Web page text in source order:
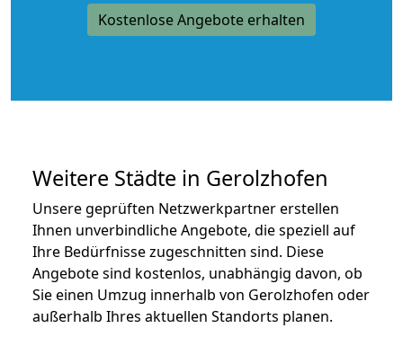
Kostenlose Angebote erhalten
Weitere Städte in Gerolzhofen
Unsere geprüften Netzwerkpartner erstellen
Ihnen unverbindliche Angebote, die speziell auf
Ihre Bedürfnisse zugeschnitten sind. Diese
Angebote sind kostenlos, unabhängig davon, ob
Sie einen Umzug innerhalb von Gerolzhofen oder
außerhalb Ihres aktuellen Standorts planen.